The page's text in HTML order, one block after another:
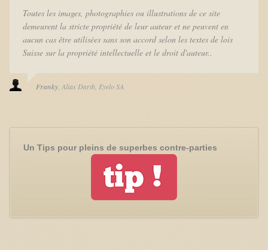
Toutes les images, photographies ou illustrations de ce site
demeurent la stricte propriété de leur auteur et ne peuvent en
aucun cas être utilisées sans son accord selon les textes de lois
Suisse sur la propriété intellectuelle et le droit d'auteur..
Franky Alias Darth Eyelo SA
Un Tips pour pleins de superbes contre-parties